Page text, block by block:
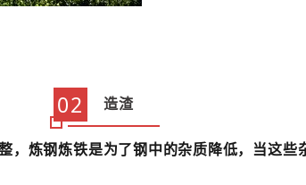
02 造渣
炼钢炼铁是为了钢中的杂质降低，当这